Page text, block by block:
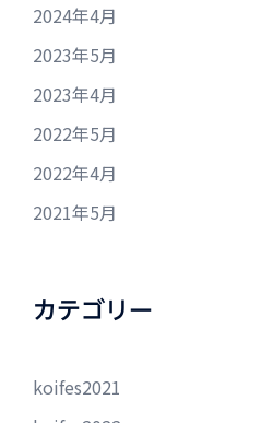
2024年4月
2023年5月
2023年4月
2022年5月
2022年4月
2021年5月
カテゴリー
koifes2021